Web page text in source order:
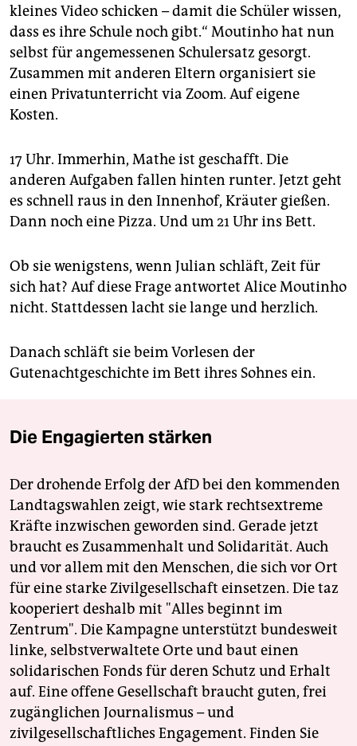
kleines Video schicken – damit die Schüler wissen,
dass es ihre Schule noch gibt.“ Moutinho hat nun
selbst für angemessenen Schulersatz gesorgt.
Zusammen mit anderen Eltern organisiert sie
einen Privatunterricht via Zoom. Auf eigene
Kosten.
17 Uhr. Immerhin, Mathe ist geschafft. Die
anderen Aufgaben fallen hinten runter. Jetzt geht
es schnell raus in den Innenhof, Kräuter gießen.
Dann noch eine Pizza. Und um 21 Uhr ins Bett.
Ob sie wenigstens, wenn Julian schläft, Zeit für
sich hat? Auf diese Frage antwortet Alice Moutinho
nicht. Stattdessen lacht sie lange und herzlich.
Danach schläft sie beim Vorlesen der
Gutenachtgeschichte im Bett ihres Sohnes ein.
Die Engagierten stärken
Der drohende Erfolg der AfD bei den kommenden
Landtagswahlen zeigt, wie stark rechtsextreme
Kräfte inzwischen geworden sind. Gerade jetzt
braucht es Zusammenhalt und Solidarität. Auch
und vor allem mit den Menschen, die sich vor Ort
für eine starke Zivilgesellschaft einsetzen. Die taz
kooperiert deshalb mit "Alles beginnt im
Zentrum". Die Kampagne unterstützt bundesweit
linke, selbstverwaltete Orte und baut einen
solidarischen Fonds für deren Schutz und Erhalt
auf. Eine offene Gesellschaft braucht guten, frei
zugänglichen Journalismus – und
zivilgesellschaftliches Engagement. Finden Sie